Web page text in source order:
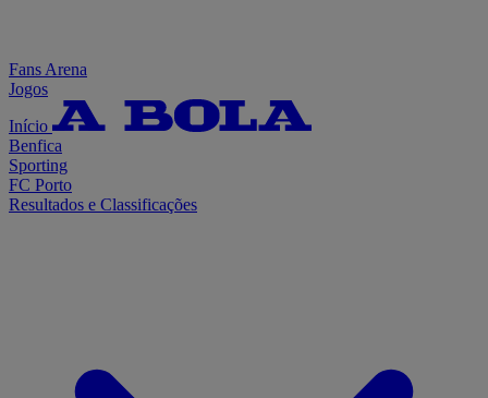
Fans Arena
Jogos
Início
Benfica
Sporting
FC Porto
Resultados e Classificações